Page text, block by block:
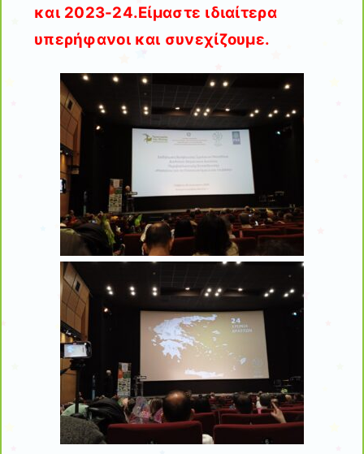
και 2023-24.Είμαστε ιδιαίτερα
υπερήφανοι και συνεχίζουμε.